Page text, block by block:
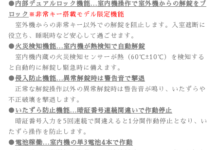
● 内部デュアルロック機能…室内機操作で室外機からの解錠をブ
ロック ※非常キー搭載モデル限定機能
室外機からの非常キー以外での解錠を阻止します。入室遮断に
役立ち、睡眠時など安心して過ごせます。
● 火災検知機能…室内機が熱検知で自動解錠
室内機内蔵の火災検知センサーが熱（60℃±10℃）を検知する
と自動的に解錠し緊急時に備えます。
●侵入防止機能…異常解錠時は警告音で撃退
正常な解錠操作以外の異常解錠時は警告音が鳴り、いたずらや
不正破壊を撃退します。
● いたずら防止機能…暗証番号連続間違いで作動停止
暗証番号入力を5回連続で間違えると1分間作動停止となり、い
たずら操作を防止します。
● 電池稼働…室内機の単3電池4本で作動